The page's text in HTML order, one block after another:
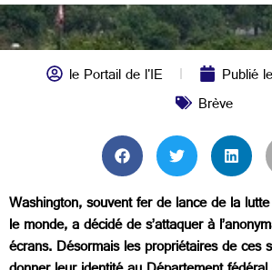
le Portail de l'IE Publié le
Brève
Washington, souvent fer de lance de la
le monde, a décidé de s’attaquer à
écrans. Désormais les propriétaires de ces